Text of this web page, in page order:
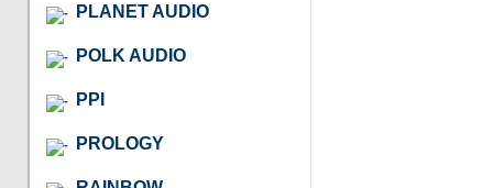
PLANET AUDIO
POLK AUDIO
PPI
PROLOGY